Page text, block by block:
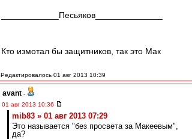
____________Песьяков______________
Кто измотал бы защитников, так это Мак
Редактировалось 01 авг 2013 10:39
avant -
01 авг 2013 10:36
mib83 » 01 авг 2013 07:29
Это называется "без просвета за Макеевым",
да?